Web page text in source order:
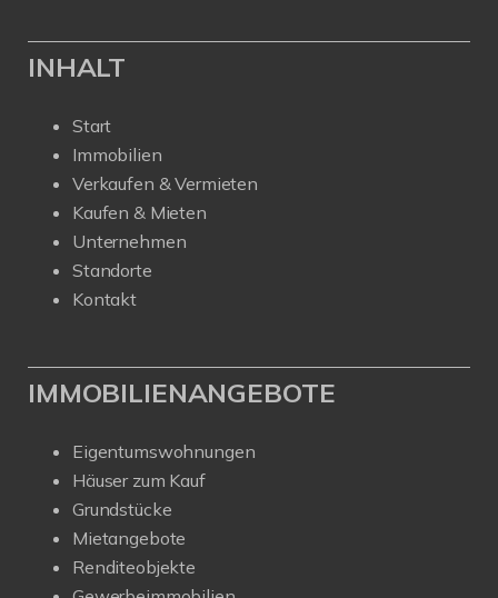
INHALT
Start
Immobilien
Verkaufen & Vermieten
Kaufen & Mieten
Unternehmen
Standorte
Kontakt
IMMOBILIENANGEBOTE
Eigentumswohnungen
Häuser zum Kauf
Grundstücke
Mietangebote
Renditeobjekte